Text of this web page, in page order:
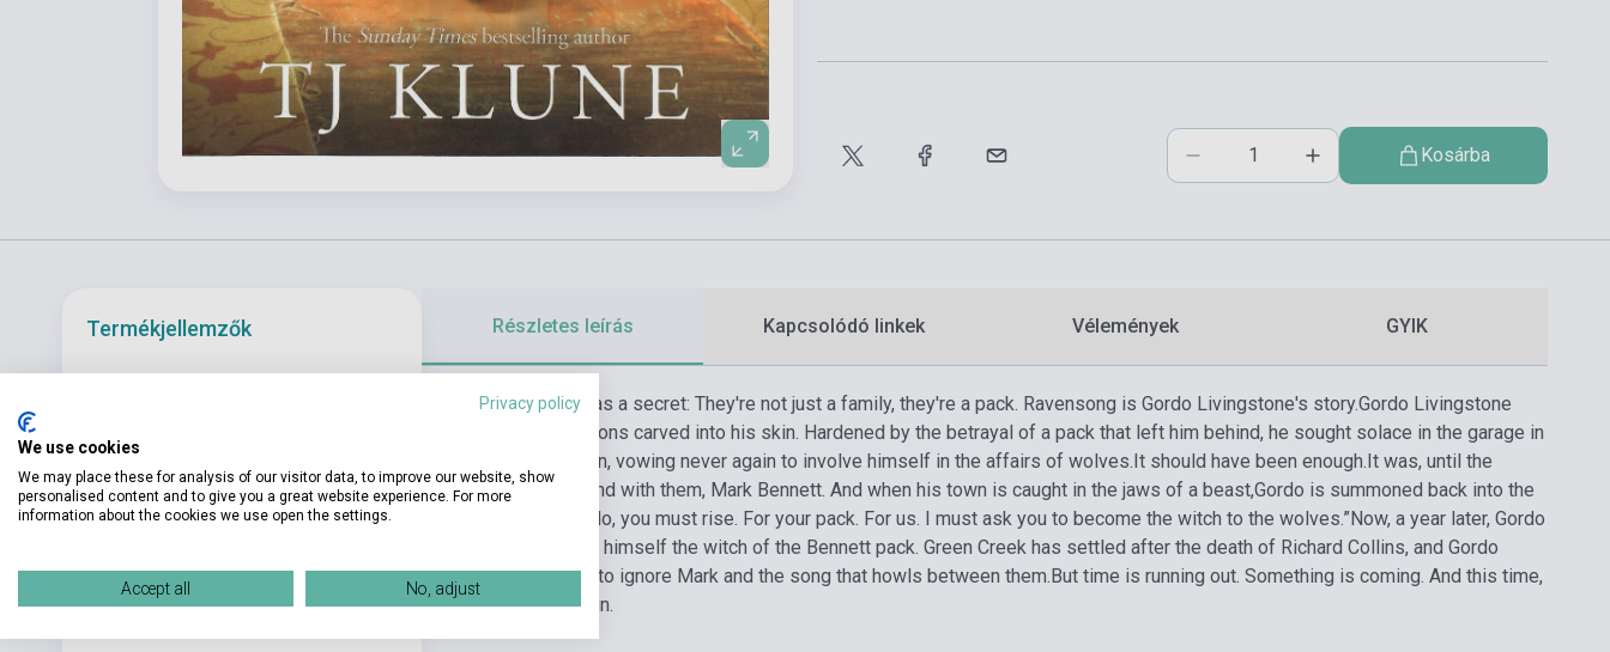
Kosárba
Termékjellemzők
Szerző
Oldalszám 512
Kiadó
Részletes leírás Kapcsolódó linkek Vélemények GYIK
The Bennett family has a secret: They're not just a family, they're a pack. Ravensong is Gordo Livingstone's story.Gordo Livingstone
never forgot the lessons carved into his skin. Hardened by the betrayal of a pack that left him behind, he sought solace in the garage in
his tiny mountain town, vowing never again to involve himself in the affairs of wolves.It should have been enough.It was, until the
wolves came back, and with them, Mark Bennett. And when his town is caught in the jaws of a beast,Gordo is summoned back into the
“Gordo, you must rise. For your pack. For us. I must ask you to become the witch to the wolves.”Now, a year later, Gordo
has once again found himself the witch of the Bennett pack. Green Creek has settled after the death of Richard Collins, and Gordo
constantly struggles to ignore Mark and the song that howls between them.But time is running out. Something is coming. And this time,
it’s coming from within.
Privacy policy
We use cookies
We may place these for analysis of our visitor data, to improve our website, show
personalised content and to give you a great website experience. For more
information about the cookies we use open the settings.
Accept all No, adjust